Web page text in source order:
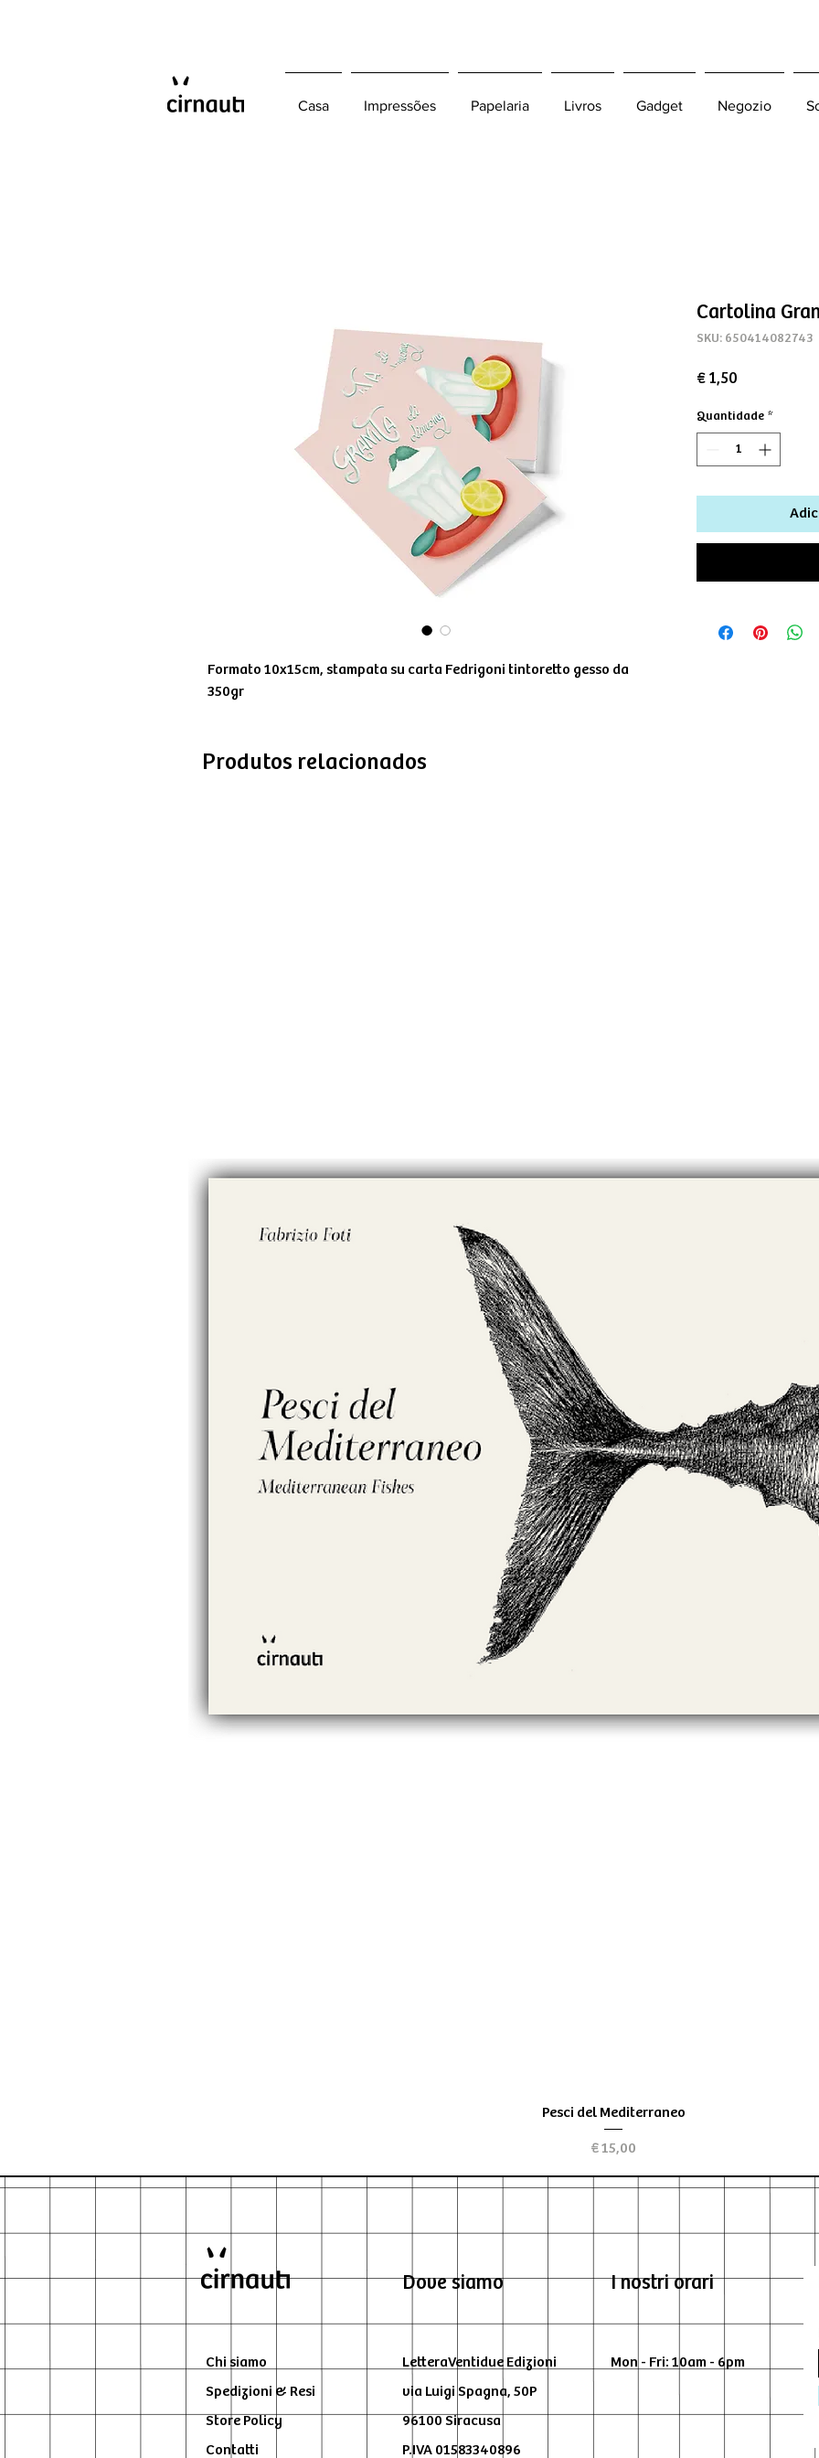
Casa Impressões Papelaria Livros Gadget Negozio
Formato 10x15cm, stampata su carta Fedrigoni tintoretto gesso da
350gr
Cartolina
SKU: 650414082743
€ 1,50
Quantidade *
Produtos relacionados
Visualização rápida
Pesci del Mediterraneo
Preço
€ 15,00
Chi siamo
Spedizioni & Resi
Store Policy
Contatti
Dove siamo
LetteraVentidue Edizioni
via Luigi Spagna, 50P
96100 Siracusa
P.IVA 01583340896
I nostri orari
Mon - Fri: 10am - 6pm